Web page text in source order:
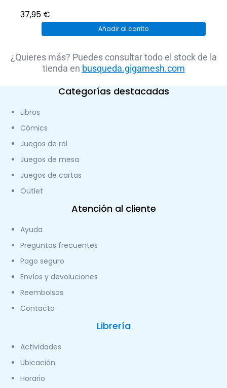
37,95 €
Añadir al carrito
¿Quieres más? Puedes consultar todo el stock de la
tienda en busqueda.gigamesh.com
Categorías destacadas
Libros
Cómics
Juegos de rol
Juegos de mesa
Juegos de cartas
Outlet
Atención al cliente
Ayuda
Preguntas frecuentes
Pago seguro
Envíos y devoluciones
Reembolsos
Contacto
Librería
Actividades
Ubicación
Horario